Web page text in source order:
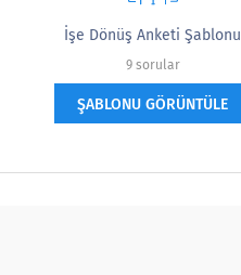
İşe Dönüş Anketi Şablonu
9 sorular
ŞABLONU GÖRÜNTÜLE